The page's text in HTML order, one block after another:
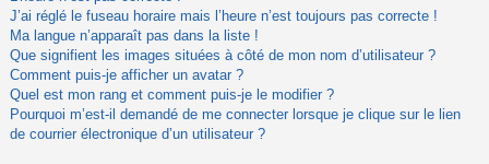
J’ai réglé le fuseau horaire mais l’heure n’est toujours pas correcte !
Ma langue n’apparaît pas dans la liste !
Que signifient les images situées à côté de mon nom d’utilisateur ?
Comment puis-je afficher un avatar ?
Quel est mon rang et comment puis-je le modifier ?
Pourquoi m’est-il demandé de me connecter lorsque je clique sur le lien
de courrier électronique d’un utilisateur ?